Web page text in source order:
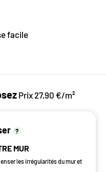
facile
Prix 27,90 €/m²
?
MUR
les irrégularités du mur et